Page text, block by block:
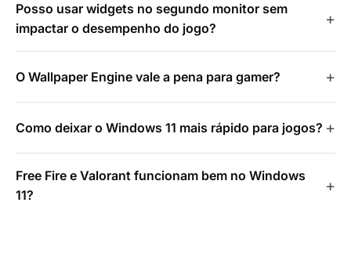
Posso usar widgets no segundo monitor sem
impactar o desempenho do jogo?
O Wallpaper Engine vale a pena para gamer?
Como deixar o Windows 11 mais rápido para jogos?
Free Fire e Valorant funcionam bem no Windows
11?